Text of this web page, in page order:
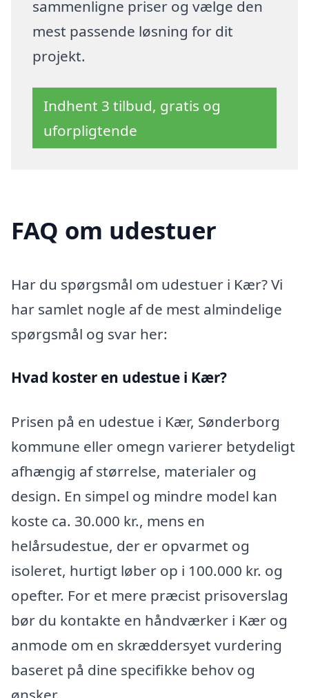
sammenligne priser og vælge den
mest passende løsning for dit
projekt.
Indhent 3 tilbud, gratis og
uforpligtende
FAQ om udestuer
Har du spørgsmål om udestuer i Kær? Vi
har samlet nogle af de mest almindelige
spørgsmål og svar her:
Hvad koster en udestue i Kær?
Prisen på en udestue i Kær, Sønderborg
kommune eller omegn varierer betydeligt
afhængig af størrelse, materialer og
design. En simpel og mindre model kan
koste ca. 30.000 kr., mens en
helårsudestue, der er opvarmet og
isoleret, hurtigt løber op i 100.000 kr. og
opefter. For et mere præcist prisoverslag
bør du kontakte en håndværker i Kær og
anmode om en skræddersyet vurdering
baseret på dine specifikke behov og